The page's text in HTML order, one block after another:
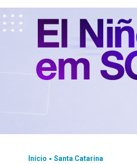
Início . Santa Catarina